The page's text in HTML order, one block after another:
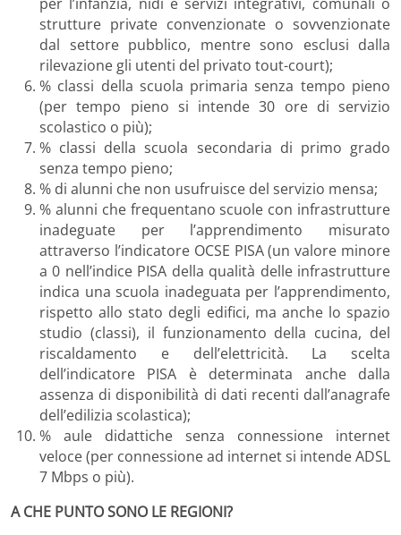
strutture private convenzionate o sovvenzionate
dal settore pubblico, mentre sono esclusi dalla
rilevazione gli utenti del privato tout-court);
% classi della scuola primaria senza tempo pieno
(per tempo pieno si intende 30 ore di servizio
scolastico o più);
% classi della scuola secondaria di primo grado
senza tempo pieno;
% di alunni che non usufruisce del servizio mensa;
% alunni che frequentano scuole con infrastrutture
inadeguate per l’apprendimento misurato
attraverso l’indicatore OCSE PISA (un valore minore
a 0 nell’indice PISA della qualità delle infrastrutture
indica una scuola inadeguata per l’apprendimento,
rispetto allo stato degli edifici, ma anche lo spazio
studio (classi), il funzionamento della cucina, del
riscaldamento e dell’elettricità. La scelta
dell’indicatore PISA è determinata anche dalla
assenza di disponibilità di dati recenti dall’anagrafe
dell’edilizia scolastica);
% aule didattiche senza connessione internet
veloce (per connessione ad internet si intende ADSL
7 Mbps o più).
A CHE PUNTO SONO LE REGIONI?